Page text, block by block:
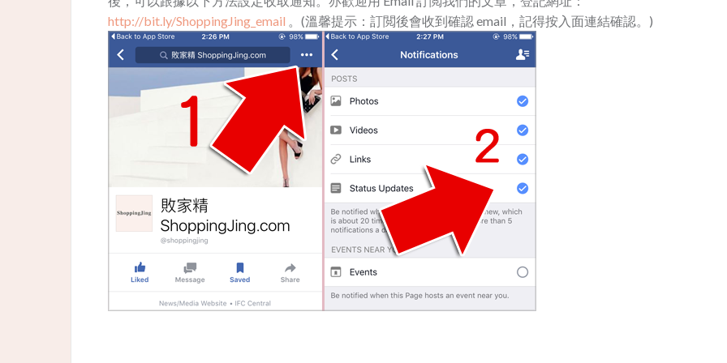
http://bit.ly/ShoppingJing_email 。(溫馨提示：訂閲後會收到確認 email，記得按入面連結確認。)